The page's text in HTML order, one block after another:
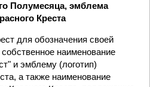
Полумесяца, эмблема
Креста
для обозначения своей
наименование
и эмблему (логотип)
а также наименование